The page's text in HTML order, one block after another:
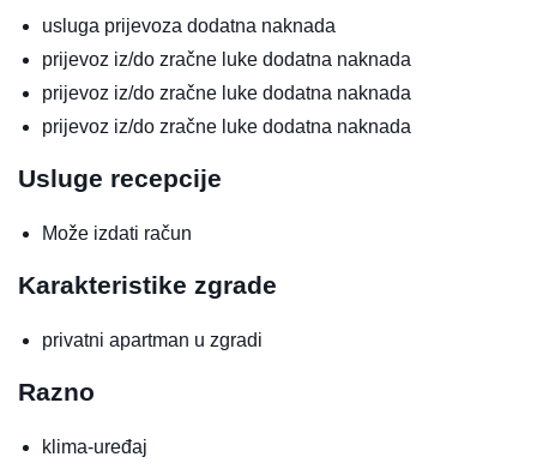
usluga prijevoza dodatna naknada
prijevoz iz/do zračne luke dodatna naknada
prijevoz iz/do zračne luke dodatna naknada
prijevoz iz/do zračne luke dodatna naknada
Usluge recepcije
Može izdati račun
Karakteristike zgrade
privatni apartman u zgradi
Razno
klima-uređaj